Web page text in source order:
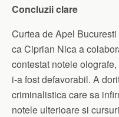
Concluzii clare
Curtea de Apel
ca Ciprian Nica a
contestat notele
i-a fost defavorabil. A
criminalistica care sa
notele ulterioare si